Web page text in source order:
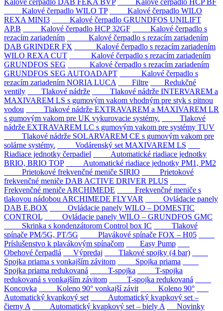
Kalové čerpadlo DAB FEKA BVP
Kalové čerpadlo HCP BF
Kalové čerpadlo WILO TP
Kalové čerpadlo WILO
REXA MINI3
Kalové čerpadlo GRUNDFOS UNILIFT
AP.B
Kalové čerpadlo HCP 32GF
Kalové čerpadlo s
rezacím zariadením
Kalové čerpadlo s rezacím zariadením
DAB GRINDER FX
Kalové čerpadlo s rezacím zariadením
WILO REXA CUT
Kalové čerpadlo s rezacím zariadením
GRUNDFOS SEG
Kalové čerpadlo s rezacím zariadením
GRUNDFOS SEG AUTOADAPT
Kalové čerpadlo s
rezacím zariadením NORIA LUCA
Filtre
Redukčné
ventily
Tlakové nádrže
Tlakové nádrže INTERVAREM a
MAXIVAREM LS s gumovým vakom vhodným pre styk s pitnou
vodou
Tlakové nádrže EXTRAVAREM a MAXIVAREM LR
s gumovým vakom pre UK vykurovacie systémy.
Tlakové
nádrže EXTRAVAREM LC s gumovým vakom pre systémy TUV
Tlakové nádrže SOLARVAREM CE s gumovým vakom pre
solárne systémy.
Vodárenský set MAXIVAREM LS
Riadiace jednotky čerpadiel
Automatické riadiace jednotky
BRIO, BRIO TOP
Automatické riadiace jednotky PM1, PM2
Prietokové frekvenčné meniče SIRIO
Prietokové
frekvenčné meniče DAB ACTIVE DRIVER PLUS
Frekvenčné meniče ARCHIMEDE
Frekvenčné meniče s
tlakovou nádobou ARCHIMEDE FLYVAR
Ovládacie panely
DAB E.BOX
Ovládacie panely WILO – DOMESTIC
CONTROL
Ovládacie panely WILO – GRUNDFOS GMC
Skrinka s kondenzátorom Control box IC
Tlakové
spínače PM/5G, PT/5G
Plavákové spínače FOX – H05
Príslušenstvo k plavákovým spínačom
Easy Pump
Obehové čerpadlá
Výpredaj
Tlakové spojky (4 bar)
Spojka priama s vonkajším závitom
Spojka priama
Spojka priama redukovaná
T-spojka
T-spojka
redukovaná s vonkajším závitom
T-spojka redukovaná
Koncovka
Koleno 90° vonkajší závit
Koleno 90°
Automatický kvapkový set
Automatický kvapkový set –
čierny A
Automatický kvapkový set – biely A Novinky